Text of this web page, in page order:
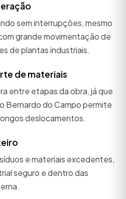
sem interrupções, mesmo
grande movimentação de
de plantas industriais.
de materiais
entre etapas da obra, já que
Bernardo do Campo permite
deslocamentos.
e materiais excedentes,
seguro e dentro das